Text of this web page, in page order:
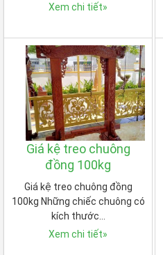
Xem chi tiết»
Giá kệ treo chuông
đồng 100kg
Giá kệ treo chuông đồng
100kg Những chiếc chuông có
kích thước…
Xem chi tiết»